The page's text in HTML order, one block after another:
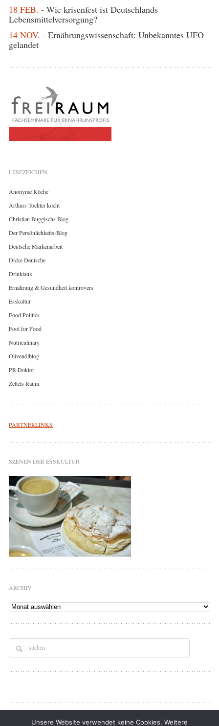
18 FEB. - Wie krisenfest ist Deutschlands
Lebensmittelversorgung?
14 NOV. - Ernährungswissenschaft: Unbekanntes UFO
gelandet
LESEZEICHEN
Anonyme Köche
Arthurs Tochter kocht
Christian Buggischs Blog
Der Persönlichkeits-Blog
Deutsche Markenarbeit
Dicke Deutsche
Drinktank
Ernährung & Gesundheit kontrovers
Esskultur
Food Politics
Fool for Food
Nutriculinary
Olivenölblog
PR-Doktor
Zettels Raum
PARTNERLINKS
SZENEN DER ESSKULTUR
ARCHIV
Archiv
Copyright © 2026Tellerrand. All rights Reserved.
Unsere Website verwendet keine Cookies. Weitere